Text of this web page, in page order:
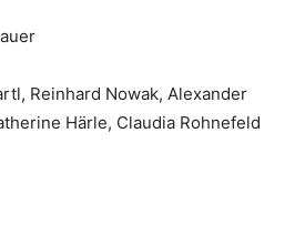
Reinhard Nowak, Alexander
Härle, Claudia Rohnefeld